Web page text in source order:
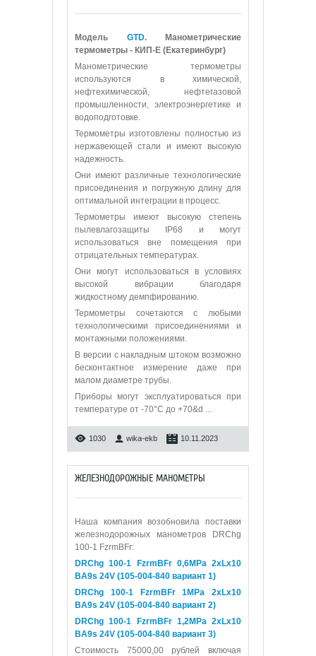
Модель GTD. Манометрические
термометры - КИП-Е (Екатеринбург)
Манометрические термометры
используются в химической,
нефтехимической, нефтегазовой
промышленности, электроэнергетике и
водоподготовке.
Термометры изготовлены полностью из
нержавеющей стали и имеют высокую
надежность.
Они имеют различные технологические
присоединения и погружную длину для
оптимальной интеграции в процесс.
Термометры имеют высокую степень
пылевлагозащиты IP68 и могут
использоваться вне помещения при
отрицательных температурах.
Они могут использоваться в условиях
высокой вибрации благодаря
жидкостному демпфированию.
Термометры сочетаются с любыми
технологическими присоединениями и
монтажными положениями.
В версии с накладным штоком возможно
бесконтактное измерение даже при
малом диаметре трубы.
Приборы могут эксплуатироваться при
температуре от -70°C до +70&d ...
1030 wika-ekb 10.11.2023
ЖЕЛЕЗНОДОРОЖНЫЕ МАНОМЕТРЫ
Наша компания возобновила поставки
железнодорожных манометров DRChg
100-1 FzrmBFr:
DRChg 100-1 FzrmBFr 0,6МРа 2xLx10
BA9s 24V (105-004-840 вариант 1)
DRChg 100-1 FzrmBFr 1МРа 2xLx10
BA9s 24V (105-004-840 вариант 2)
DRChg 100-1 FzrmBFr 1,2МРа 2xLx10
BA9s 24V (105-004-840 вариант 3)
Стоимость 75000,00 рублей включая